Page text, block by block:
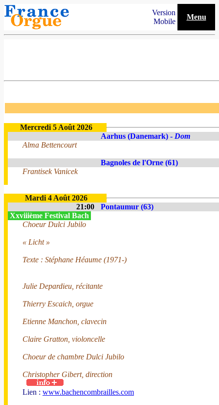
Version
Mobile
Menu
Mercredi 5 Août 2026
Aarhus (Danemark) - Dom
Alma Bettencourt
Bagnoles de l'Orne (61)
Frantisek Vanicek
Mardi 4 Août 2026
21:00
Pontaumur (63)
Xxviiième Festival Bach
Choeur Dulci Jubilo
« Licht »
Texte : Stéphane Héaume (1971-)
Julie Depardieu, récitante
Thierry Escaich, orgue
Etienne Manchon, clavecin
Claire Gratton, violoncelle
Choeur de chambre Dulci Jubilo
Christopher Gibert, direction
Lien : www.bachencombrailles.com